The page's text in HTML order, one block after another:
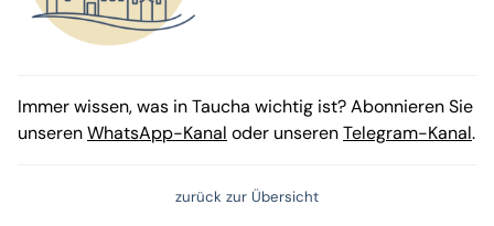
Immer wissen, was in Taucha wichtig ist? Abonnieren Sie
unserenWhatsApp-Kanal oder unserenTelegram-Kanal.
zurück zur Übersicht